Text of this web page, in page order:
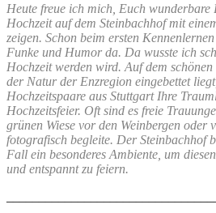
Heute freue ich mich, Euch wunderbare
Hochzeit auf dem Steinbachhof mit
zeigen. Schon beim ersten
Funke und Humor da. Da wusste ich
Hochzeit werden wird. Auf dem
der Natur der Enzregion eingebettet
Hochzeitspaare aus Stuttgart Ihre
Hochzeitsfeier. Oft sind es freie
grünen Wiese vor den Weinbergen oder
fotografisch begleite. Der Steinbachhof
Fall ein besonderes Ambiente, um
und entspannt zu feiern.